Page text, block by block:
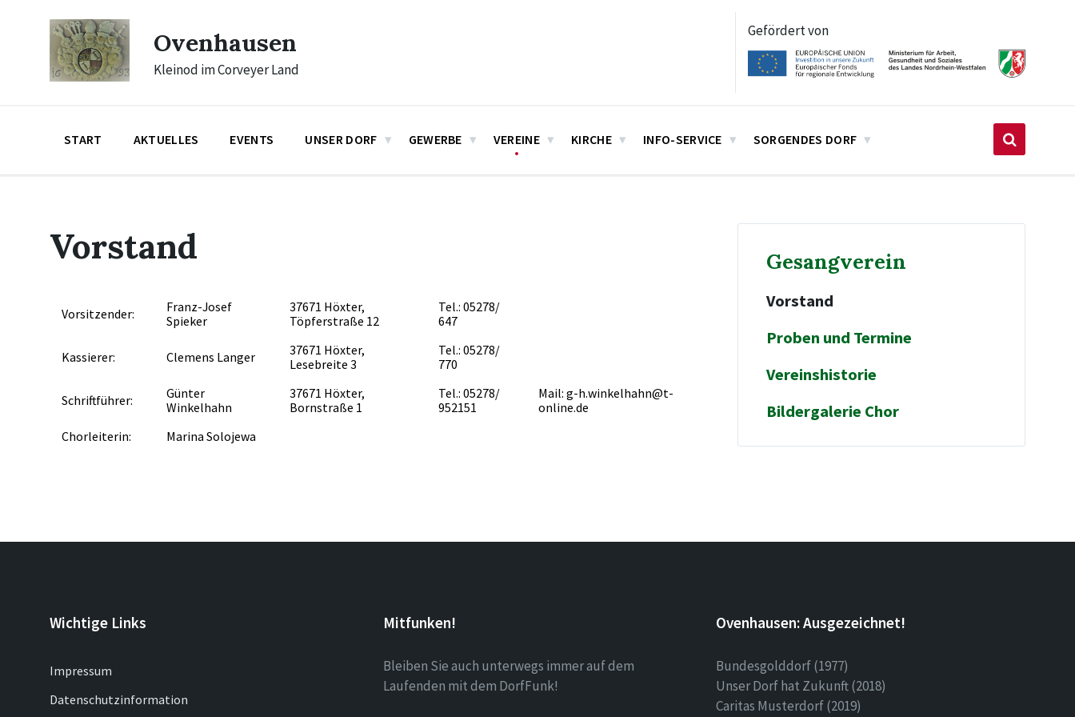
navigation
Ovenhausen
Kleinod im Corveyer Land
Gefördert von
START AKTUELLES EVENTS UNSER DORF GEWERBE VEREINE KIRCHE INFO-SERVICE SORGENDES DORF
Vorstand
Vorsitzender:
Franz-Josef
Spieker
37671 Höxter,
Töpferstraße 12
Tel.: 05278/
647
Kassierer: Clemens Langer
37671 Höxter,
Lesebreite 3
Tel.: 05278/
770
Schriftführer:
Günter
Winkelhahn
37671 Höxter,
Bornstraße 1
Tel.: 05278/
952151
Mail: g-h.winkelhahn@t-
online.de
Chorleiterin:
Marina Solojewa
Gesangverein
Vorstand
Proben und Termine
Vereinshistorie
Bildergalerie Chor
Wichtige Links
Impressum
Datenschutzinformation
Mitfunken!
Bleiben Sie auch unterwegs immer auf dem
Laufenden mit dem DorfFunk!
Ovenhausen: Ausgezeichnet!
Bundesgolddorf (1977)
Unser Dorf hat Zukunft (2018)
Caritas Musterdorf (2019)